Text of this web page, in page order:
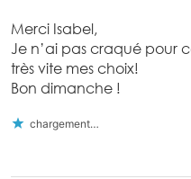
Merci Isabel,
Je n’ai pas craqué pour
très vite mes choix!
Bon dimanche !
chargement…